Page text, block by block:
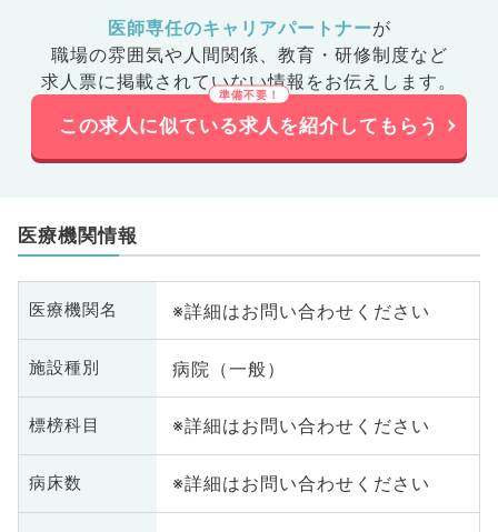
医師専任のキャリアパートナーが
職場の雰囲気や人間関係、 教育・研修制度など
求人票に掲載されていない情報をお伝えします。
この求人に似ている求人を紹介してもらう
医療機関情報
医療機関名 ※詳細はお問い合わせください
施設種別 病院（一般）
標榜科目 ※詳細はお問い合わせください
病床数 ※詳細はお問い合わせください